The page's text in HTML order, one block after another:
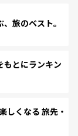
旅のベスト。
とにランキン
くなる 旅先・